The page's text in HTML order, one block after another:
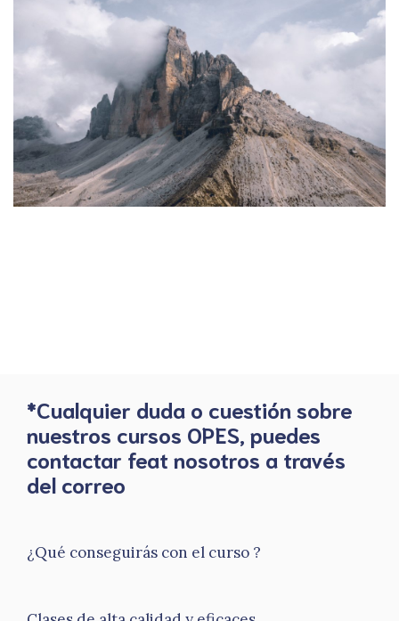
*Cualquier duda o cuestión sobre
nuestros cursos OPES, puedes
contactar feat nosotros a través
del correo
¿Qué conseguirás con el curso ?